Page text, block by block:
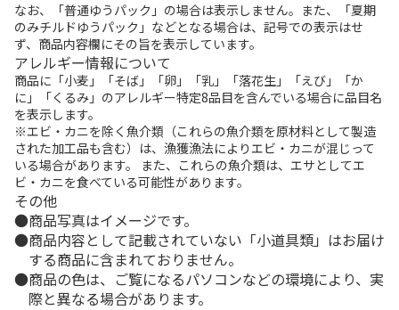
なお、「普通ゆうパック」の場合は表示しません。また、「夏期
のみチルドゆうパック」などとなる場合は、記号での表示はせ
ず、商品内容欄にその旨を表示しています。
アレルギー情報について
商品に「小麦」「そば」「卵」「乳」「落花生」「えび」「か
に」「くるみ」のアレルギー特定8品目を含んでいる場合に品目名
を表示します。
※エビ・カニを除く魚介類（これらの魚介類を原材料として製造
された加工品も含む）は、漁獲漁法によりエビ・カニが混じって
いる場合があります。 また、これらの魚介類は、エサとしてエ
ビ・カニを食べている可能性があります。
その他
商品写真はイメージです。
商品内容として記載されていない「小道具類」はお届け
する商品に含まれておりません。
商品の色は、ご覧になるパソコンなどの環境により、実
際と異なる場合があります。